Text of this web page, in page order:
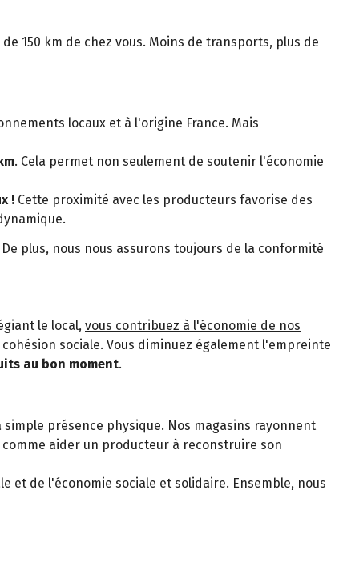
150 km de chez vous. Moins de transports, plus de
locaux et à l'origine France. Mais
. Cela permet non seulement de soutenir l'économie
! Cette proximité avec les producteurs favorise des
De plus, nous nous assurons toujours de la conformité
le local, vous contribuez à l'économie de nos
sociale. Vous diminuez également l'empreinte
au bon moment.
présence physique. Nos magasins rayonnent
aider un producteur à reconstruire son
et de l'économie sociale et solidaire. Ensemble, nous